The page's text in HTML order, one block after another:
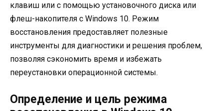
клавиш или с помощью установочного диска или
флеш-накопителя с Windows 10. Режим
восстановления предоставляет полезные
инструменты для диагностики и решения проблем,
позволяя сэкономить время и избежать
переустановки операционной системы.
Определение и цель режима